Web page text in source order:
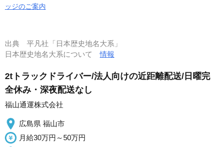
ッジのご案内
出典 平凡社「日本歴史地名大系」
日本歴史地名大系について情報
2tトラックドライバー/法人向けの近距離配送/日曜完
全休み・深夜配送なし
福山通運株式会社
広島県 福山市
月給30万円～50万円